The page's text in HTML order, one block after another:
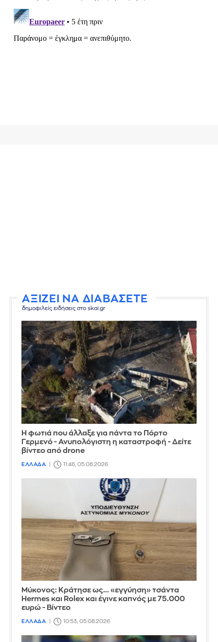
ΑΞΙΖΕΙ ΝΑ ΔΙΑΒΑΣΕΤΕ
δημοφιλείς ειδήσεις στο skai.gr
Η φωτιά που άλλαξε για πάντα το Πόρτο
Γερμενό - Ανυπολόγιστη η καταστροφή - Δείτε
βίντεο από drone
ΕΛΛΑΔΑ 11:46, 05.08.2026
Μύκονος: Κράτησε ως... «εγγύηση» τσάντα
Hermes και Rolex και έγινε καπνός με 75.000
ευρώ - Βίντεο
ΕΛΛΑΔΑ 10:53, 05.08.2026